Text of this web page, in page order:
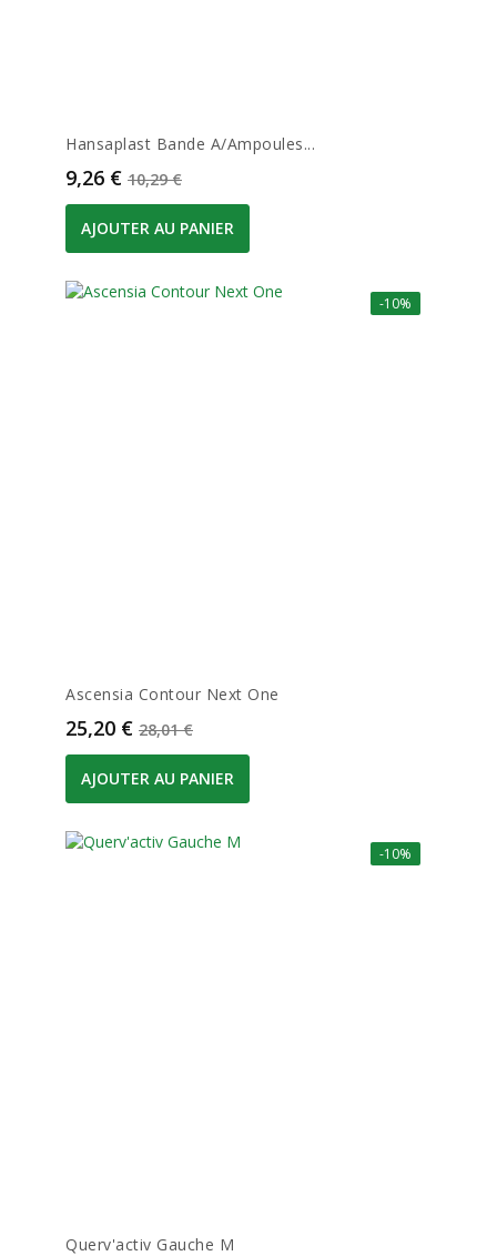
Hansaplast Bande A/ampoules...
Prix
9,26 € Prix de base
10,29 €
AJOUTER AU PANIER
-10%
Ascensia Contour Next One
Prix
25,20 € Prix de base
28,01 €
AJOUTER AU PANIER
-10%
Querv'activ Gauche M